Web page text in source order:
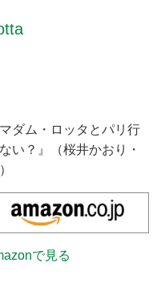
マダム・ロッタとパリ行
い？』（桜井かおり・
で見る